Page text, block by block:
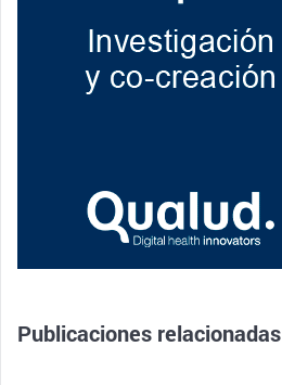
Publicaciones relacionadas